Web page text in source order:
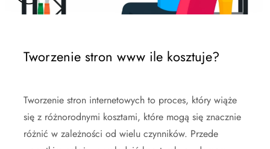
Tworzenie stron www ile kosztuje?
Tworzenie stron internetowych to proces, który wiąże
się z różnorodnymi kosztami, które mogą się znacznie
różnić w zależności od wielu czynników. Przede